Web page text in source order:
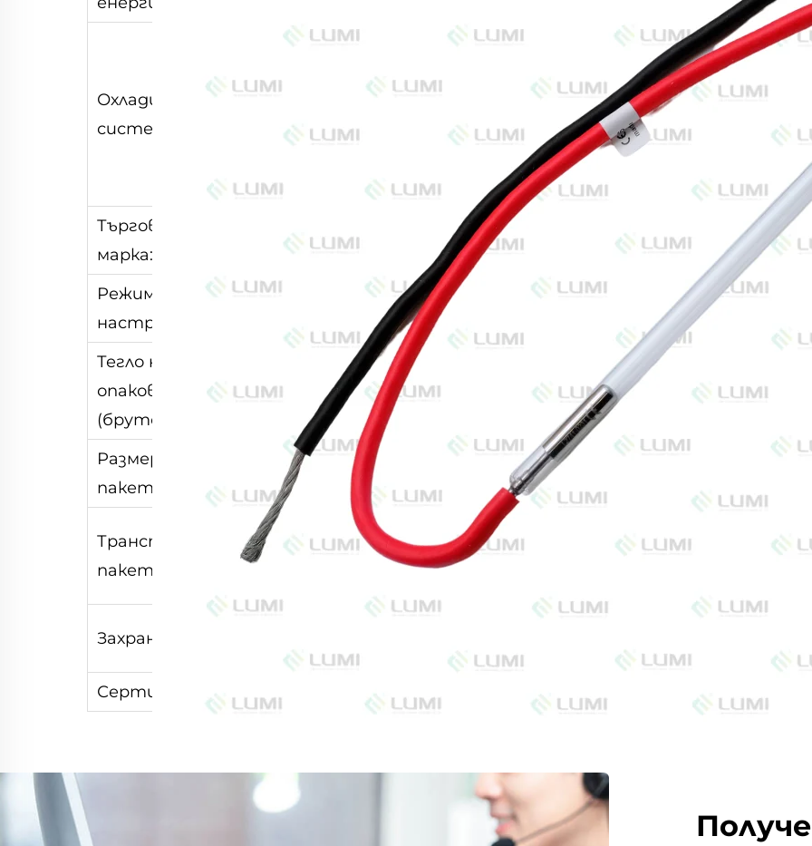
Охладителна
система:
водно охлаждане +
вентилатора +
полупроводниковото
въздушно охлаждане
Търговска
марка:
Луми
Режими на
настройка
Тегло на
опаковката
(бруто):
1.000kg
Размер на
пакета:
39,00 см * 29,00 см *
17,00 см
Транспортен
пакет
Издръжлива
стандартизирана
Захранване:
AC220V/5A/50Hz
Сертификация: